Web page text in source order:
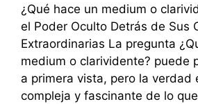
¿Qué hace un medium o
el Poder Oculto Detrás de Sus
Extraordinarias La pregunta
medium o clarividente? puede
a primera vista, pero la verdad
compleja y fascinante de lo